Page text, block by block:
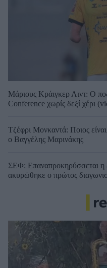
Μάριους Κράιγκερ Λιντ: Ο
Conference χωρίς δεξί χέρι
Τζέφρι Μονκαντά: Ποιος
ο Βαγγέλης Μαρινάκης
ΣΕΦ: Επαναπροκηρύσσεται η
ακυρώθηκε ο πρώτος